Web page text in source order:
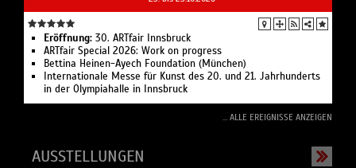
Eröffnung: 30. ARTfair Innsbruck
ARTfair Special 2026: Work on progress
Bettina Heinen-Ayech Foundation (München)
Internationale Messe für Kunst des 20. und 21. Jahrhunderts
in der Olympiahalle in Innsbruck
... ALLE EREIGNISSE ANZEIGEN
AUSSTELLUNGEN